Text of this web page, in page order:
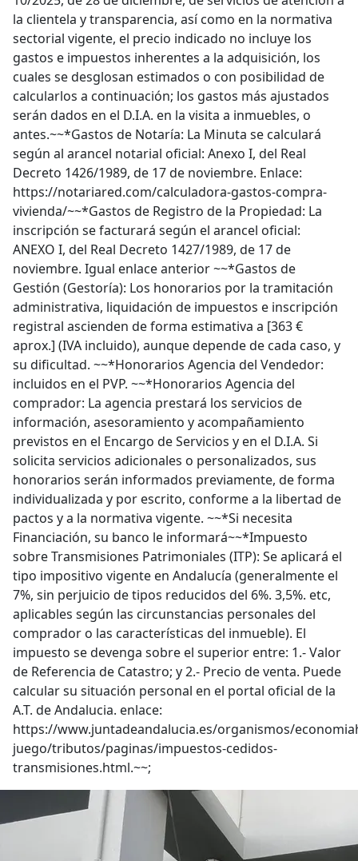
la clientela y transparencia, así como en la normativa
sectorial vigente, el precio indicado no incluye los
gastos e impuestos inherentes a la adquisición, los
cuales se desglosan estimados o con posibilidad de
calcularlos a continuación; los gastos más ajustados
serán dados en el D.I.A. en la visita a inmuebles, o
antes.~~*Gastos de Notaría: La Minuta se calculará
según al arancel notarial oficial: Anexo I, del Real
Decreto 1426/1989, de 17 de noviembre. Enlace:
https://notariared.com/calculadora-gastos-compra-
vivienda/~~*Gastos de Registro de la Propiedad: La
inscripción se facturará según el arancel oficial:
ANEXO I, del Real Decreto 1427/1989, de 17 de
noviembre. Igual enlace anterior ~~*Gastos de
Gestión (Gestoría): Los honorarios por la tramitación
administrativa, liquidación de impuestos e inscripción
registral ascienden de forma estimativa a [363 €
aprox.] (IVA incluido), aunque depende de cada caso, y
su dificultad. ~~*Honorarios Agencia del Vendedor:
incluidos en el PVP. ~~*Honorarios Agencia del
comprador: La agencia prestará los servicios de
información, asesoramiento y acompañamiento
previstos en el Encargo de Servicios y en el D.I.A. Si
solicita servicios adicionales o personalizados, sus
honorarios serán informados previamente, de forma
individualizada y por escrito, conforme a la libertad de
pactos y a la normativa vigente. ~~*Si necesita
Financiación, su banco le informará~~*Impuesto
sobre Transmisiones Patrimoniales (ITP): Se aplicará el
tipo impositivo vigente en Andalucía (generalmente el
7%, sin perjuicio de tipos reducidos del 6%. 3,5%. etc,
aplicables según las circunstancias personales del
comprador o las características del inmueble). El
impuesto se devenga sobre el superior entre: 1.- Valor
de Referencia de Catastro; y 2.- Precio de venta. Puede
calcular su situación personal en el portal oficial de la
A.T. de Andalucia. enlace:
https://www.juntadeandalucia.es/organismos/
juego/tributos/paginas/impuestos-cedidos-
transmisiones.html.~~;